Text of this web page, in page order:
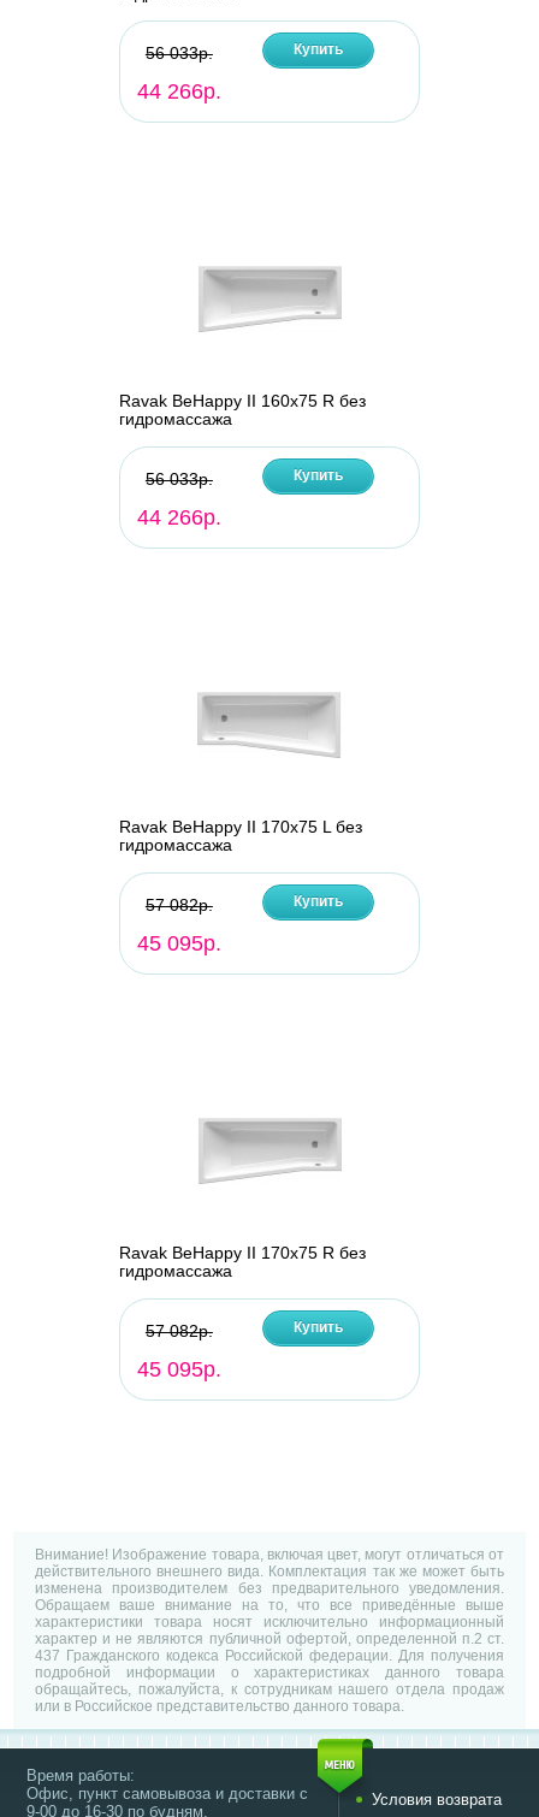
56 033р.
44 266р.
Купить
Ravak BeHappy II 160х75 R без
гидромассажа
56 033р.
44 266р.
Купить
Ravak BeHappy II 170х75 L без
гидромассажа
57 082р.
45 095р.
Купить
Ravak BeHappy II 170х75 R без
гидромассажа
57 082р.
45 095р.
Купить
Внимание! Изображение товара, включая цвет, могут отличаться от
действительного внешнего вида. Комплектация так же может быть
изменена производителем без предварительного уведомления.
Обращаем ваше внимание на то, что все приведённые выше
характеристики товара носят исключительно информационный
характер и не являются публичной офертой, определенной п.2 ст.
437 Гражданского кодекса Российской федерации. Для получения
подробной информации о характеристиках данного товара
обращайтесь, пожалуйста, к сотрудникам нашего отдела продаж
или в Российское представительство данного товара.
Время работы:
Офис, пункт самовывоза и доставки с
9-00 до 16-30 по будням.
Условия возврата